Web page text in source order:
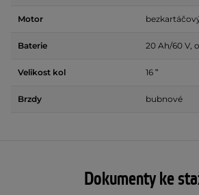
Motor
Baterie 20 Ah/60 V,
Velikost kol 16 ʺ
Brzdy bubnové
Dokumenty ke